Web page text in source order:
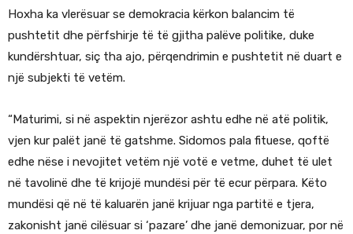
Hoxha ka vlerësuar se demokracia kërkon balancim të
pushtetit dhe përfshirje të të gjitha palëve politike, duke
kundërshtuar, siç tha ajo, përqendrimin e pushtetit në duart e
një subjekti të vetëm.
“Maturimi, si në aspektin njerëzor ashtu edhe në atë politik,
vjen kur palët janë të gatshme. Sidomos pala fituese, qoftë
edhe nëse i nevojitet vetëm një votë e vetme, duhet të ulet
në tavolinë dhe të krijojë mundësi për të ecur përpara. Këto
mundësi që në të kaluarën janë krijuar nga partitë e tjera,
zakonisht janë cilësuar si ‘pazare’ dhe janë demonizuar, por në